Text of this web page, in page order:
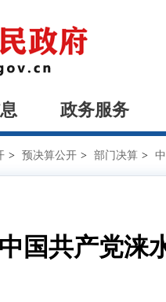
政务服务
> 预决算公开 > 部门决算 >
中国共产党涞